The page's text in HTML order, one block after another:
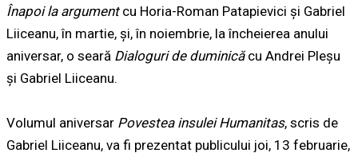
Înapoi la argumentcu Horia-Roman Patapievici și Gabriel
Liiceanu, în martie, și, în noiembrie, la încheierea anului
aniversar, o seară Dialoguri de duminicăcu Andrei Pleșu
și Gabriel Liiceanu.
Volumul aniversar Povestea insulei Humanitas, scris de
Gabriel Liiceanu, va fi prezentat publicului joi, 13 februarie,